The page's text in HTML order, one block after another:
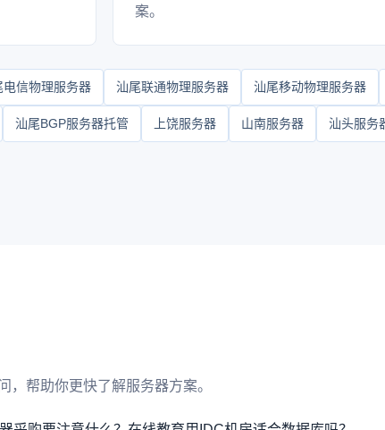
案。
电信物理服务器 汕尾联通物理服务器 汕尾移动物理服务器
汕尾BGP服务器托管 上饶服务器 山南服务器 汕头服务
帮助你更快了解服务器方案。